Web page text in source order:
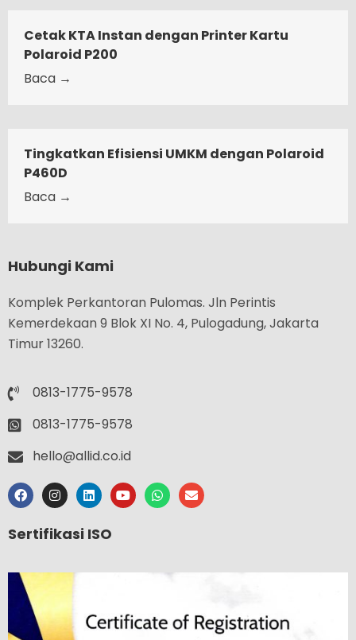
Cetak KTA Instan dengan Printer Kartu
Polaroid P200
Baca →
Tingkatkan Efisiensi UMKM dengan Polaroid
P460D
Baca →
Hubungi Kami
Komplek Perkantoran Pulomas. Jln Perintis
Kemerdekaan 9 Blok XI No. 4, Pulogadung, Jakarta
Timur 13260.
0813-1775-9578
0813-1775-9578
hello@allid.co.id
Sertifikasi ISO